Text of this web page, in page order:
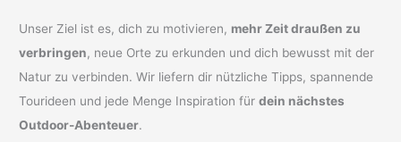
Unser Ziel ist es, dich zu motivieren, mehr Zeit draußen zu
verbringen, neue Orte zu erkunden und dich bewusst mit der
Natur zu verbinden. Wir liefern dir nützliche Tipps, spannende
Tourideen und jede Menge Inspiration fürdein nächstes
Outdoor-Abenteuer.